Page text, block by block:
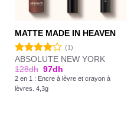
MATTE MADE IN HEAVEN
Note
4.00sur
5
(1)
ABSOLUTE NEW YORK
128dh 97dh
2 en 1 : Encre à lèvre et crayon à
lèvres. 4,3g